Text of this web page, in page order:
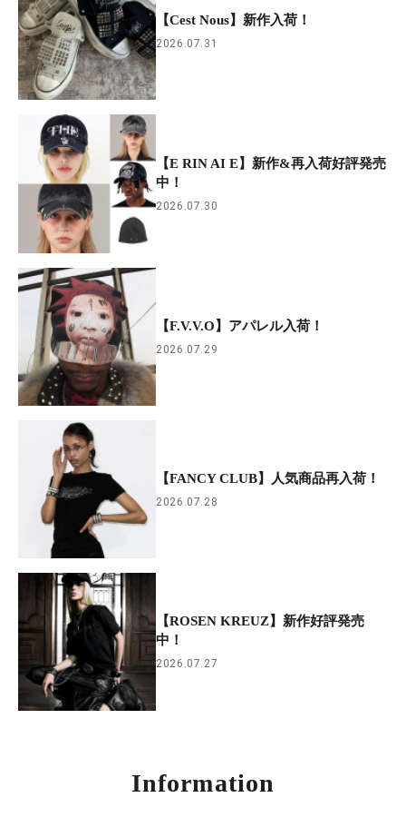
【Cest Nous】新作入荷！
2026.07.31
【E RIN AI E】新作&再入荷好評発売
中！
2026.07.30
【F.V.V.O】アパレル入荷！
2026.07.29
【FANCY CLUB】人気商品再入荷！
2026.07.28
【ROSEN KREUZ】新作好評発売
中！
2026.07.27
Information